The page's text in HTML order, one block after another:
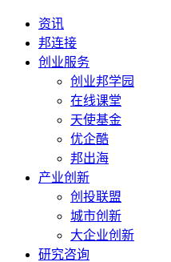
资讯
邦连接
创业服务
创业邦学园
在线课堂
天使基金
优企酷
邦出海
产业创新
创投联盟
城市创新
大企业创新
研究咨询